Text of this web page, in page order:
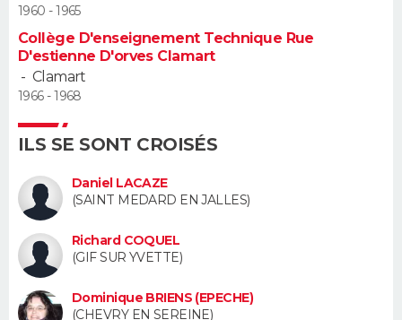
Alimentation
Guide de la santé
Maladies
Médicaments
Sommeil
VOYAGE
Destinations
City break
Voyage nature
Voyage de noces
Forum
Climat
PHOTO
GUIDES D'ACHAT
CARTE DE VOEUX
Carte de Noël
Carte Bonne année
Carte Saint-Valentin
Carte Pâques
Carte d'anniversaire
DICTIONNAIRE
PROGRAMME TV
1960 - 1965
Collège D'enseignement Technique Rue
D'estienne D'orves Clamart
- Clamart
1966 - 1968
ILS SE SONT CROISÉS
Daniel LACAZE
(SAINT MEDARD EN JALLES)
Richard COQUEL
(GIF SUR YVETTE)
Dominique BRIENS (EPECHE)
(CHEVRY EN SEREINE)